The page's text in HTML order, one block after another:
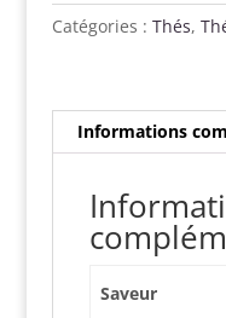
Grey
Catégories : Thés,
Informations
Saveur